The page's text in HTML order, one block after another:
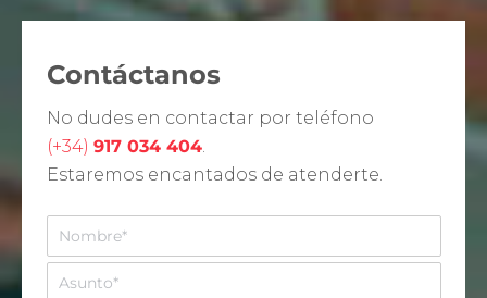
Contáctanos
No dudes en contactar por teléfono
(+34) 917 034 404.
Estaremos encantados de atenderte.
N
m
A